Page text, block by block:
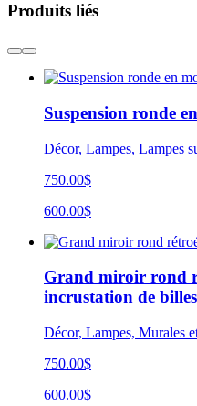
Produits liés
Suspension ronde
Décor, Lampes, Lampes
750.00$
600.00$
Grand miroir rond
incrustation de billes
Décor, Lampes, Murales
750.00$
600.00$